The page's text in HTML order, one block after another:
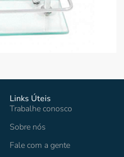
Links Úteis
Trabalhe conosco
Sobre nós
Fale com a gente